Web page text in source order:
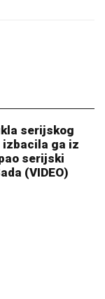
serijskog
ga iz
serijski
(VIDEO)